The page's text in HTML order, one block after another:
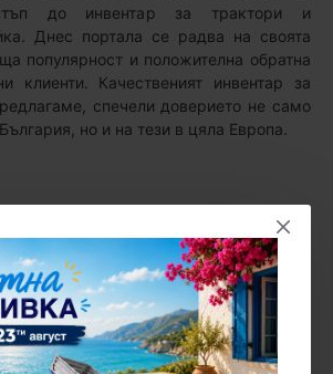
до инвентар за трактори и
Днес портала се радва на своята
популярност и положителна обратна
клиенти. Качественият инвентар за
спечели доверието не само
но и на тези в цяла Европа.
навесен и прикачен инвентар за
до 150 конски сили. Техниката се
от сервиза на Сатнет Карлово.
консумативи и резервни част
Предлагаме косачки, мулчери,
култиватори, откланящи секции,
товарачи, фрези, брани, машини за